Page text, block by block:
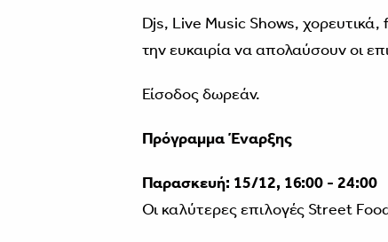
Djs, Live Music Shows,
την ευκαιρία να απολαύσουν οι
Είσοδος δωρεάν.
Πρόγραμμα Έναρξης
Παρασκευή: 15/12, 16:00 - 24:00
Οι καλύτερες επιλογές Street